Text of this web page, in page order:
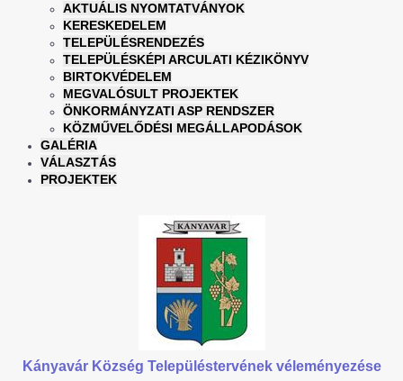
AKTUÁLIS NYOMTATVÁNYOK
KERESKEDELEM
TELEPÜLÉSRENDEZÉS
TELEPÜLÉSKÉPI ARCULATI KÉZIKÖNYV
BIRTOKVÉDELEM
MEGVALÓSULT PROJEKTEK
ÖNKORMÁNYZATI ASP RENDSZER
KÖZMŰVELŐDÉSI MEGÁLLAPODÁSOK
GALÉRIA
VÁLASZTÁS
PROJEKTEK
Kányavár Község Településtervének véleményezése